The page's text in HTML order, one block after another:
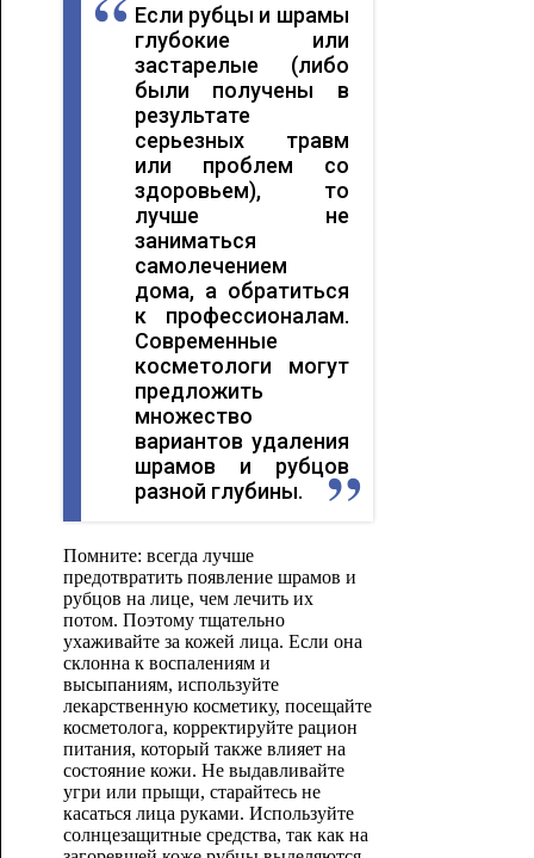
Если рубцы и шрамы
глубокие или
застарелые (либо
были получены в
результате
серьезных травм
или проблем со
здоровьем), то
лучше не
заниматься
самолечением
дома, а обратиться
к профессионалам.
Современные
косметологи могут
предложить
множество
вариантов удаления
шрамов и рубцов
разной глубины.
Помните: всегда лучше
предотвратить появление шрамов и
рубцов на лице, чем лечить их
потом. Поэтому тщательно
ухаживайте за кожей лица. Если она
склонна к воспалениям и
высыпаниям, используйте
лекарственную косметику, посещайте
косметолога, корректируйте рацион
питания, который также влияет на
состояние кожи. Не выдавливайте
угри или прыщи, старайтесь не
касаться лица руками. Используйте
солнцезащитные средства, так как на